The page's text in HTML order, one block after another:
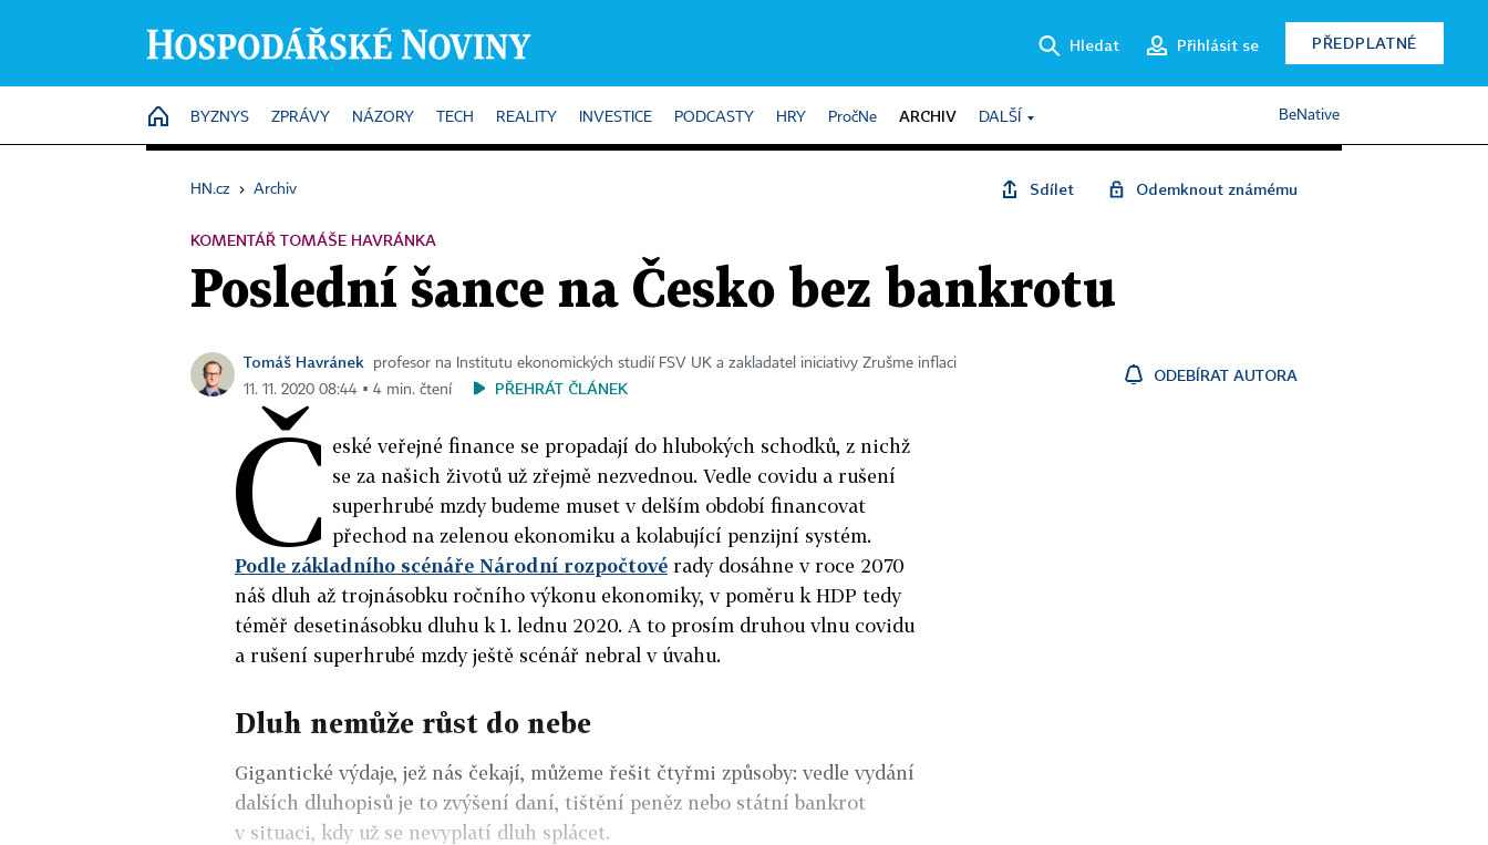
Hledat Přihlásit se PŘEDPLATNÉ
HOME
BYZNYS ZPRÁVY NÁZORY TECH REALITY INVESTICE PODCASTY HRY PročNe ARCHIV DALŠÍ BeNative
HN.cz › Archiv Sdílet Odemknout známému
KOMENTÁŘ TOMÁŠE HAVRÁNKA
Poslední šance na Česko bez bankrotu
Tomáš Havránek
profesor na Institutu ekonomických studií FSV UK a zakladatel iniciativy Zrušme inflaci
11. 11. 2020 08:44 ▪ 4 min. čtení
PŘEHRÁT ČLÁNEK
ODEBÍRAT AUTORA
Č eské veřejné finance se propadají do hlubokých schodků, z nichž
se za našich životů už zřejmě nezvednou. Vedle covidu a rušení
superhrubé mzdy budeme muset v delším období financovat
přechod na zelenou ekonomiku a kolabující penzijní systém.
Podle základního scénáře Národní rozpočtové rady dosáhne v roce 2070
náš dluh až trojnásobku ročního výkonu ekonomiky, v poměru k HDP tedy
téměř desetinásobku dluhu k 1. lednu 2020. A to prosím druhou vlnu covidu
a rušení superhrubé mzdy ještě scénář nebral v úvahu.
Dluh nemůže růst do nebe
Gigantické výdaje, jež nás čekají, můžeme řešit čtyřmi způsoby: vedle vydání
dalších dluhopisů je to zvýšení daní, tištění peněz nebo státní bankrot
v situaci, kdy už se nevyplatí dluh splácet.